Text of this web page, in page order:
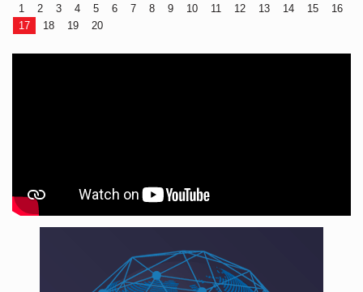
1 2 3 4 5 6 7 8 9 10 11 12 13 14 15
16
17
18 19 20